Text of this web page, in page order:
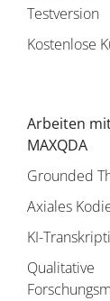
Testversion
Kostenlose
Arbeiten
MAXQDA
Grounded
Axiales
KI-
Qualitative